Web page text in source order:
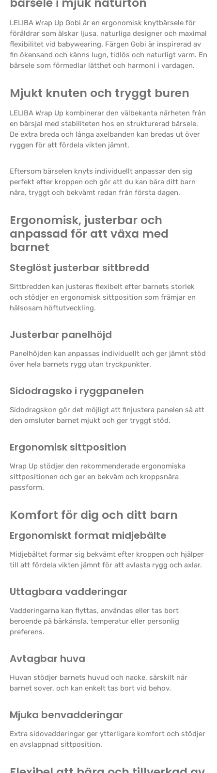
LELIBA Wrap Up Gobi är en ergonomisk knytbärsele för
föräldrar som älskar ljusa, naturliga designer och maximal
flexibilitet vid babywearing. Färgen Gobi är inspirerad av
fin ökensand och känns lugn, tidlös och naturligt varm. En
bärsele som förmedlar lätthet och harmoni i vardagen.
Mjukt knuten och tryggt buren
LELIBA Wrap Up kombinerar den välbekanta närheten från
en bärsjal med stabiliteten hos en strukturerad bärsele.
De extra breda och långa axelbanden kan bredas ut över
ryggen för att fördela vikten jämnt.
Eftersom bärselen knyts individuellt anpassar den sig
perfekt efter kroppen och gör att du kan bära ditt barn
nära, tryggt och bekvämt redan från första dagen.
Ergonomisk, justerbar och
anpassad för att växa med
barnet
Steglöst justerbar sittbredd
Sittbredden kan justeras flexibelt efter barnets storlek
och stödjer en ergonomisk sittposition som främjar en
hälsosam höftutveckling.
Justerbar panelhöjd
Panelhöjden kan anpassas individuellt och ger jämnt stöd
över hela barnets rygg utan tryckpunkter.
Sidodragsko i ryggpanelen
Sidodragskon gör det möjligt att finjustera panelen så att
den omsluter barnet mjukt och ger tryggt stöd.
Ergonomisk sittposition
Wrap Up stödjer den rekommenderade ergonomiska
sittpositionen och ger en bekväm och kroppsnära
passform.
Komfort för dig och ditt barn
Ergonomiskt format midjebälte
Midjebältet formar sig bekvämt efter kroppen och hjälper
till att fördela vikten jämnt för att avlasta rygg och axlar.
Uttagbara vadderingar
Vadderingarna kan flyttas, användas eller tas bort
beroende på bärkänsla, temperatur eller personlig
preferens.
Avtagbar huva
Huvan stödjer barnets huvud och nacke, särskilt när
barnet sover, och kan enkelt tas bort vid behov.
Mjuka benvadderingar
Extra sidovadderingar ger ytterligare komfort och stödjer
en avslappnad sittposition.